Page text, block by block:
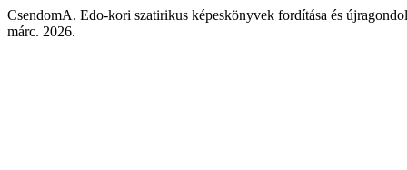
CsendomA. Edo-kori szatirikus képeskönyvek fordítása és
márc. 2026.